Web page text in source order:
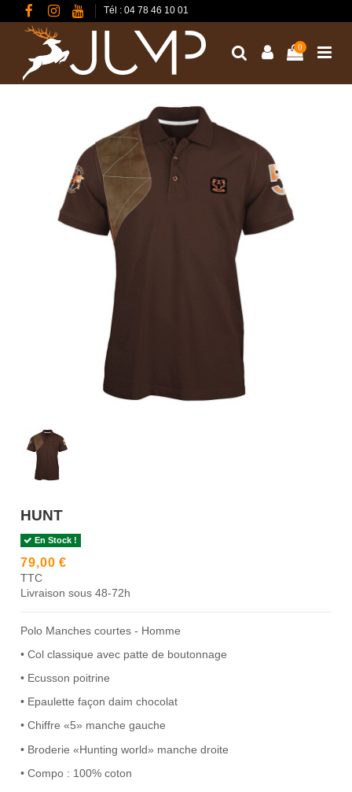
Tél : 04 78 46 10 01
0
HUNT
En Stock !
79,00 €
TTC
Livraison sous 48-72h
Polo Manches courtes - Homme
• Col classique avec patte de boutonnage
• Ecusson poitrine
• Epaulette façon daim chocolat
• Chiffre «5» manche gauche
• Broderie «Hunting world» manche droite
• Compo : 100% coton